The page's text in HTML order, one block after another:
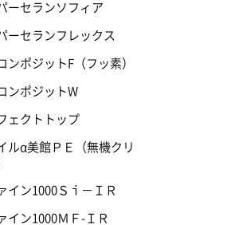
ーセランソフィア
ーセランフレックス
ンポジットF（フッ素）
ンポジットW
ェクトトップ
ルα美館ＰＥ（無機クリ
イン1000Ｓｉ－ＩＲ
イン1000ＭＦ-ＩＲ